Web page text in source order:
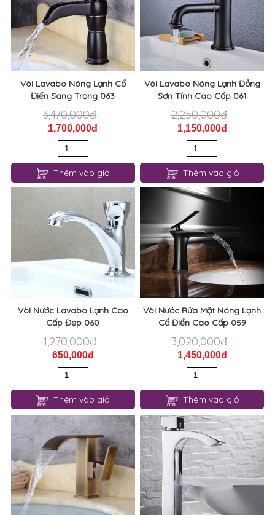
Vòi Lavabo Nóng Lạnh Cổ
Điển Sang Trọng 063
3,470,000đ
1,700,000đ
Thêm vào giỏ
Vòi Lavabo Nóng Lạnh Đồng
Sơn Tĩnh Cao Cấp 061
2,250,000đ
1,150,000đ
Thêm vào giỏ
Vòi Nước Lavabo Lạnh Cao
Cấp Đẹp 060
1,270,000đ
650,000đ
Thêm vào giỏ
Vòi Nước Rửa Mặt Nóng Lạnh
Cổ Điển Cao Cấp 059
3,020,000đ
1,450,000đ
Thêm vào giỏ